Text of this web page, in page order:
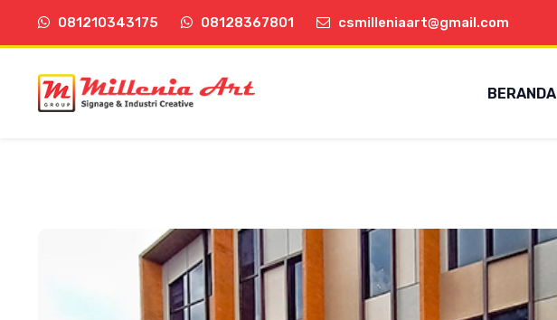
081210343175 08128367801 csmilleniaart@gmail.com
BERANDA